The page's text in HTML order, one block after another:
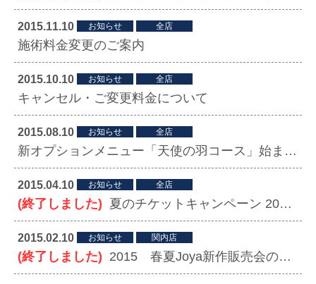
2015.11.10 お知らせ 全店
施術料金変更のご案内
2015.10.10 お知らせ 全店
キャンセル・ご変更料金について
2015.08.10 お知らせ 全店
新オプションメニュー「天使の羽コース」始まりました！
2015.04.10 お知らせ 全店
(終了しました) 夏のチケットキャンペーン 2015.6.13（土）～2015.7.31（木）まで
2015.02.10 お知らせ 関内店
(終了しました) 2015 春夏Joya新作販売会のお知らせ 関内店